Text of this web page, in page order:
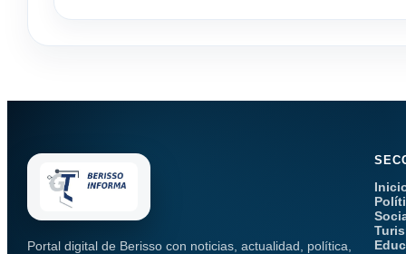
Portal digital de Berisso con noticias, actualidad, política,